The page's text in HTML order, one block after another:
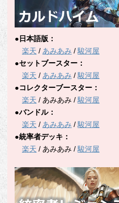
●日本語版：
楽天 / あみあみ / 駿河屋
●セットブースター：
楽天 / あみあみ / 駿河屋
●コレクターブースター：
楽天 / あみあみ / 駿河屋
●バンドル：
楽天 / あみあみ / 駿河屋
●統率者デッキ：
楽天 / あみあみ / 駿河屋